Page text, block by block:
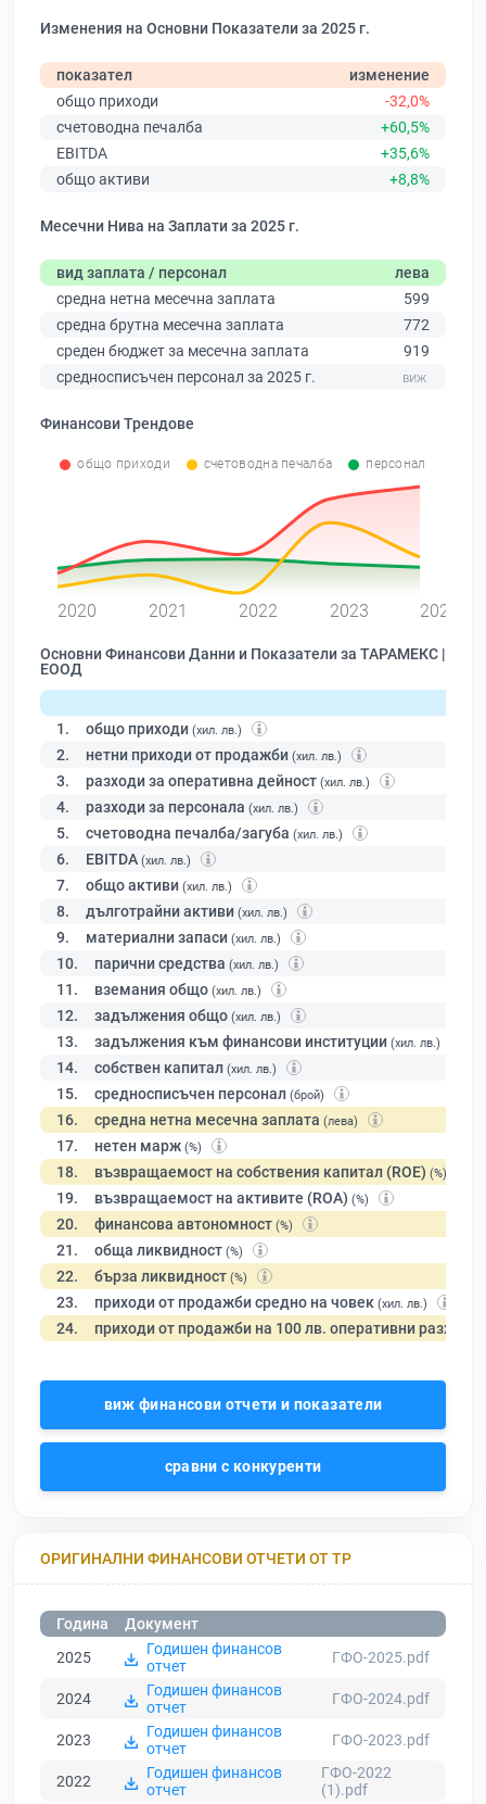
Изменения на Основни Показатели за 2025 г.
показател
изменение
общо приходи
-32,0%
счетоводна печалба
+60,5%
EBITDA
+35,6%
общо активи
+8,8%
Месечни Нива на Заплати за 2025 г.
вид заплата / персонал
лева
средна нетна месечна заплата
599
средна брутна месечна заплата
772
среден бюджет за месечна заплата
919
средносписъчен персонал за 2025 г.
Финансови Трендове
общо приходи счетоводна печалба персонал
2020 2021 2022 2023 2024
Основни Финансови Данни и Показатели за ТАРАМЕКС |
ЕООД
1. общо приходи (хил. лв.)
2. нетни приходи от продажби (хил. лв.)
3. разходи за оперативна дейност (хил. лв.)
4. разходи за персонала (хил. лв.)
5. счетоводна печалба/загуба (хил. лв.)
6. EBITDA (хил. лв.)
7. общо активи (хил. лв.)
8. дълготрайни активи (хил. лв.)
9. материални запаси (хил. лв.)
10. парични средства (хил. лв.)
11. вземания общо (хил. лв.)
12. задължения общо (хил. лв.)
13. задължения към финансови институции (хил. лв.)
14. собствен капитал (хил. лв.)
15. средносписъчен персонал (брой)
16. средна нетна месечна заплата (лева)
17. нетен марж (%)
18. възвращаемост на собствения капитал (ROE) (%)
19. възвращаемост на активите (ROA) (%)
20. финансова автономност (%)
21. обща ликвидност (%)
22. бърза ликвидност (%)
23. приходи от продажби средно на човек (хил. лв.)
24. приходи от продажби на 100 лв. оперативни разходи
виж финансови отчети и показатели
сравни с конкуренти
ОРИГИНАЛНИ ФИНАНСОВИ ОТЧЕТИ ОТ ТР
Година
Документ
2025
Годишен финансов
отчет
ГФО-2025.pdf
2024
Годишен финансов
отчет
ГФО-2024.pdf
2023
Годишен финансов
отчет
ГФО-2023.pdf
2022
Годишен финансов
отчет
ГФО-2022
(1).pdf